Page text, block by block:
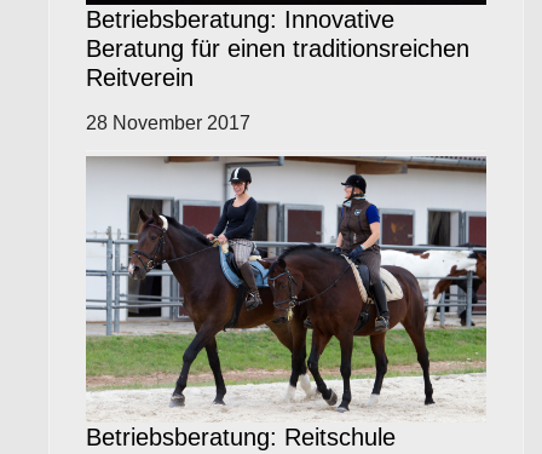
Betriebsberatung: Innovative
Beratung für einen traditionsreichen
Reitverein
28 November 2017
Betriebsberatung: Reitschule